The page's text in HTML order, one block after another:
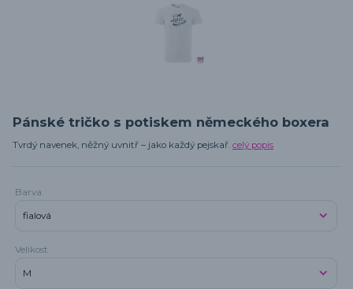
Pánské tričko s potiskem německého boxera
Tvrdý navenek, něžný uvnitř – jako každý pejskař. celý popis
Barva
Velikost